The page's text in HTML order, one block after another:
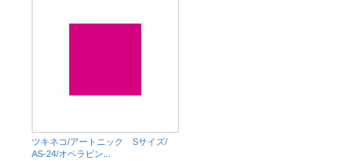
ツキネコ/アートニック Sサイズ/
AS-24/オペラピン...